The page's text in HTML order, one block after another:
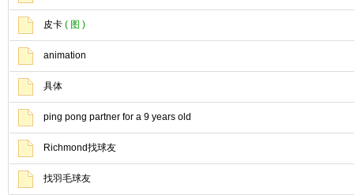
皮卡 ( 图 )
animation
具体
ping pong partner for a 9 years old
Richmond找球友
找羽毛球友